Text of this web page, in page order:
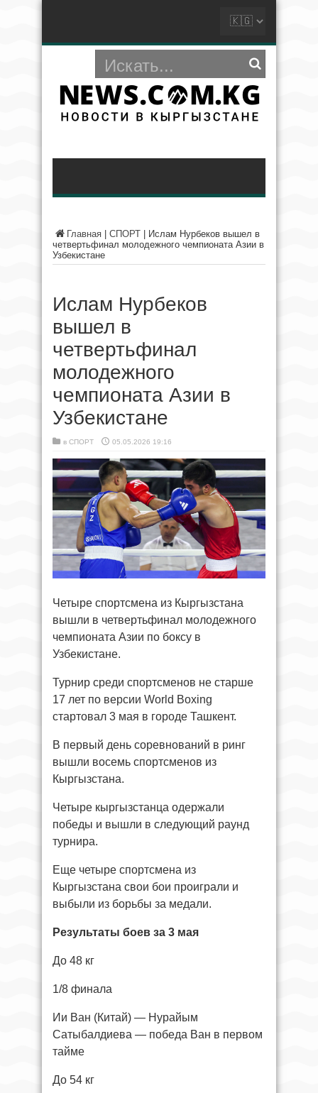
Главная СПОРТ
Ислам Нурбеков вышел в
четвертьфинал молодежного чемпионата Азии в
Узбекистане
Ислам Нурбеков
вышел в
четвертьфинал
молодежного
чемпионата Азии в
Узбекистане
в СПОРТ 05.05.2026 19:16
Четыре спортсмена из Кыргызстана
вышли в четвертьфинал молодежного
чемпионата Азии по боксу в
Узбекистане.
Турнир среди спортсменов не старше
17 лет по версии World Boxing
стартовал 3 мая в городе Ташкент.
В первый день соревнований в ринг
вышли восемь спортсменов из
Кыргызстана.
Четыре кыргызстанца одержали
победы и вышли в следующий раунд
турнира.
Еще четыре спортсмена из
Кыргызстана свои бои проиграли и
выбыли из борьбы за медали.
Результаты боев за 3 мая
До 48 кг
1/8 финала
Ии Ван (Китай) — Нурайым
Сатыбалдиева — победа Ван в первом
тайме
До 54 кг